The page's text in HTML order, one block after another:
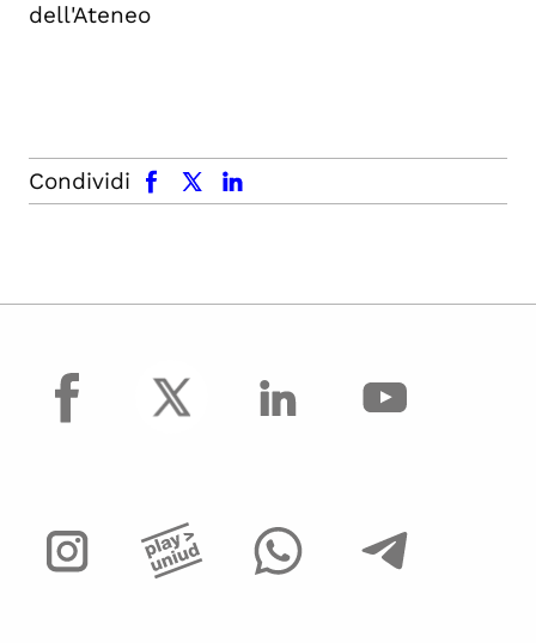
dell'Ateneo
Condividi
facebook x.com linkedin
facebook